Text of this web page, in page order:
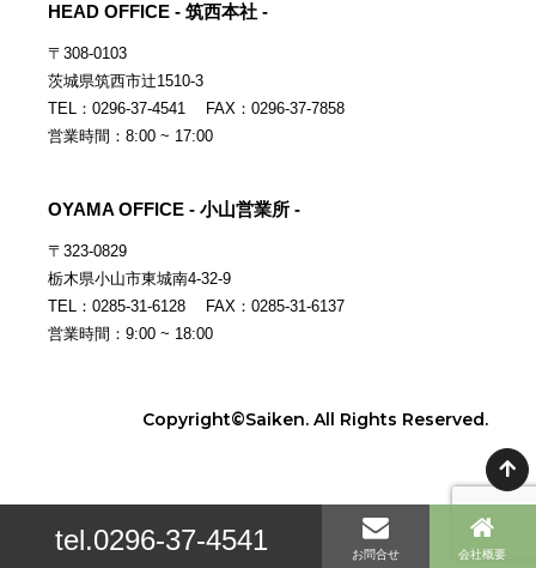
HEAD OFFICE - 筑西本社 -
〒308-0103
茨城県筑西市辻1510-3
TEL：0296-37-4541 FAX：0296-37-7858
営業時間：8:00 ~ 17:00
OYAMA OFFICE - 小山営業所 -
〒323-0829
栃木県小山市東城南4-32-9
TEL：0285-31-6128 FAX：0285-31-6137
営業時間：9:00 ~ 18:00
Copyright©Saiken. All Rights Reserved.
tel.0296-37-4541 お問合せ 会社概要